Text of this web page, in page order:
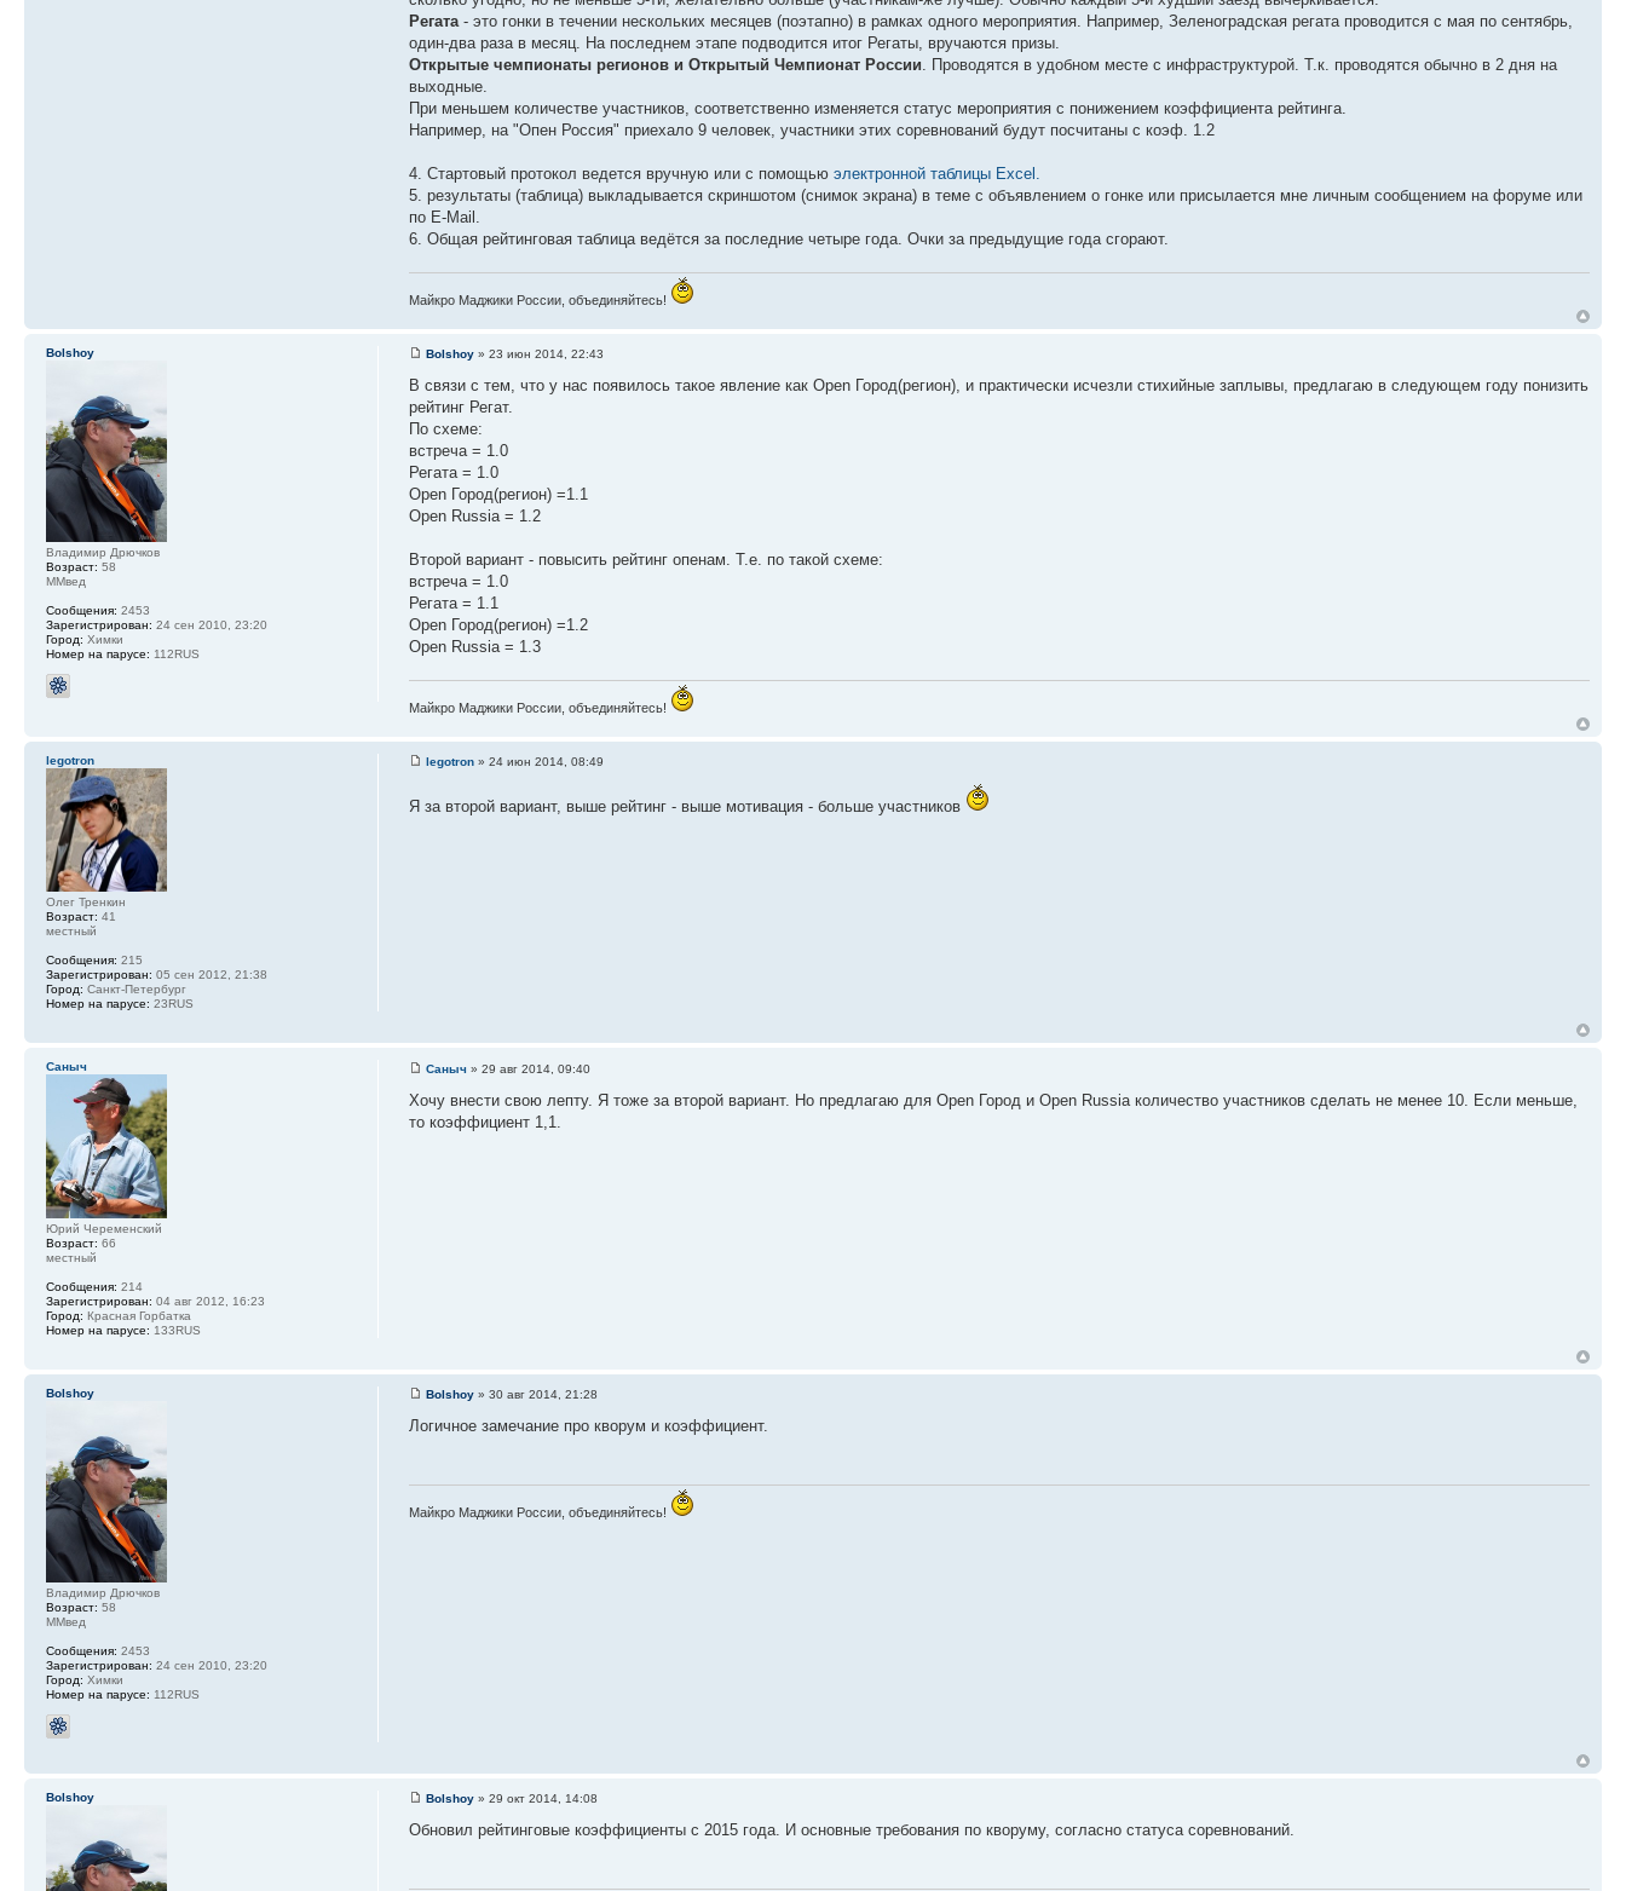
Регата- это гонки в течении нескольких месяцев (поэтапно) в рамках одного мероприятия. Например, Зеленоградская регата проводится с мая по сентябрь,
один-два раза в месяц. На последнем этапе подводится итог Регаты, вручаются призы.
Открытые чемпионаты регионов и Открытый Чемпионат России. Проводятся в удобном месте с инфраструктурой. Т.к. проводятся обычно в 2 дня на
выходные.
При меньшем количестве участников, соответственно изменяется статус мероприятия с понижением коэффициента рейтинга.
Например, на "Опен Россия" приехало 9 человек, участники этих соревнований будут посчитаны с коэф. 1.2
4. Стартовый протокол ведется вручную или с помощьюэлектронной таблицы Excel.
5. результаты (таблица) выкладывается скриншотом (снимок экрана) в теме с объявлением о гонке или присылается мне личным сообщением на форуме или
по E-Mail.
6. Общая рейтинговая таблица ведётся за последние четыре года. Очки за предыдущие года сгорают.
Майкро Маджики России, объединяйтесь!
Bolshoy » 23 июн 2014, 22:43
В связи с тем, что у нас появилось такое явление как Open Город(регион), и практически исчезли стихийные заплывы, предлагаю в следующем году понизить
рейтинг Регат.
По схеме:
встреча = 1.0
Регата = 1.0
Open Город(регион) =1.1
Open Russia = 1.2
Второй вариант - повысить рейтинг опенам. Т.е. по такой схеме:
встреча = 1.0
Регата = 1.1
Open Город(регион) =1.2
Open Russia = 1.3
Майкро Маджики России, объединяйтесь!
Bolshoy
Владимир Дрючков
Возраст: 58
ММвед
Сообщения: 2453
Зарегистрирован: 24 сен 2010, 23:20
Город: Химки
Номер на парусе: 112RUS
legotron » 24 июн 2014, 08:49
Я за второй вариант, выше рейтинг - выше мотивация - больше участников
legotron
Олег Тренкин
Возраст: 41
местный
Сообщения: 215
Зарегистрирован: 05 сен 2012, 21:38
Город: Санкт-Петербург
Номер на парусе: 23RUS
Саныч » 29 авг 2014, 09:40
Хочу внести свою лепту. Я тоже за второй вариант. Но предлагаю для Open Город и Open Russia количество участников сделать не менее 10. Если меньше,
то коэффициент 1,1.
Саныч
Юрий Череменский
Возраст: 66
местный
Сообщения: 214
Зарегистрирован: 04 авг 2012, 16:23
Город: Красная Горбатка
Номер на парусе: 133RUS
Bolshoy » 30 авг 2014, 21:28
Логичное замечание про кворум и коэффициент.
Майкро Маджики России, объединяйтесь!
Bolshoy
Владимир Дрючков
Возраст: 58
ММвед
Сообщения: 2453
Зарегистрирован: 24 сен 2010, 23:20
Город: Химки
Номер на парусе: 112RUS
Bolshoy » 29 окт 2014, 14:08
Обновил рейтинговые коэффициенты с 2015 года. И основные требования по кворуму, согласно статуса соревнований.
Bolshoy